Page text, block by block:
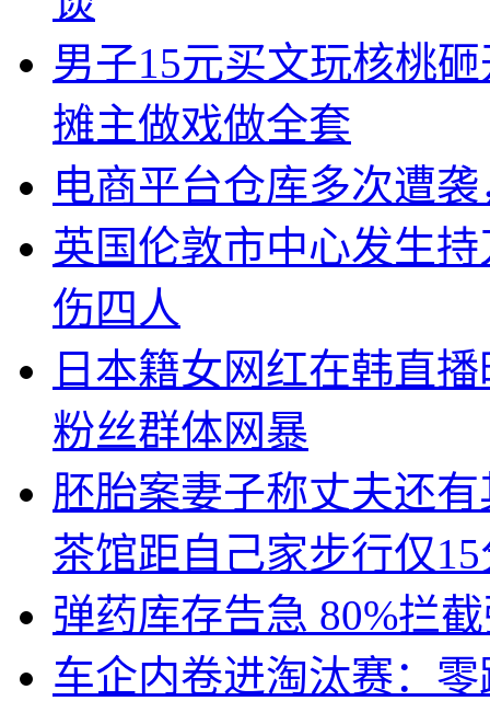
男子15元买文玩核桃
摊主做戏做全套
电商平台仓库多次遭
英国伦敦市中心发生
伤四人
日本籍女网红在韩直
粉丝群体网暴
胚胎案妻子称丈夫还
茶馆距自己家步行仅
弹药库存告急 80%拦
车企内卷进淘汰赛：